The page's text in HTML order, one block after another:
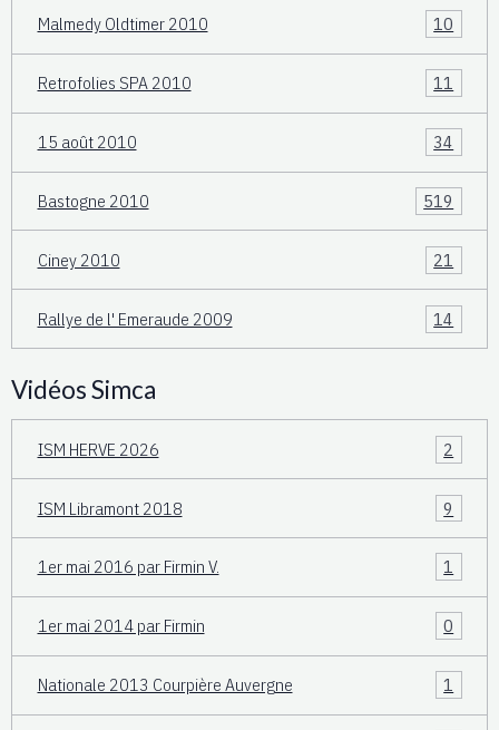
Malmedy Oldtimer 2010 10
Retrofolies SPA 2010 11
15 août 2010 34
Bastogne 2010 519
Ciney 2010 21
Rallye de l' Emeraude 2009 14
Vidéos Simca
ISM HERVE 2026 2
ISM Libramont 2018 9
1er mai 2016 par Firmin V. 1
1er mai 2014 par Firmin 0
Nationale 2013 Courpière Auvergne 1